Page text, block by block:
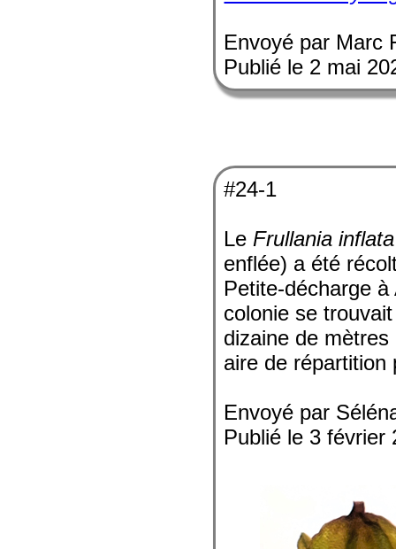
Envoyé par Marc
Publié le 2 mai
#24-1
Le Frullania inflata
enflée) a été
Petite-décharge
colonie se
dizaine de
aire de répartition
Envoyé par
Publié le 3 février